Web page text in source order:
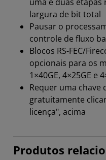
largura de bit total
Pausar o
controle de fluxo
Blocos RS-FEC/
opcionais para os
1×40GE, 4×25GE e
Requer uma chave
gratuitamente
licença", acima
Produtos